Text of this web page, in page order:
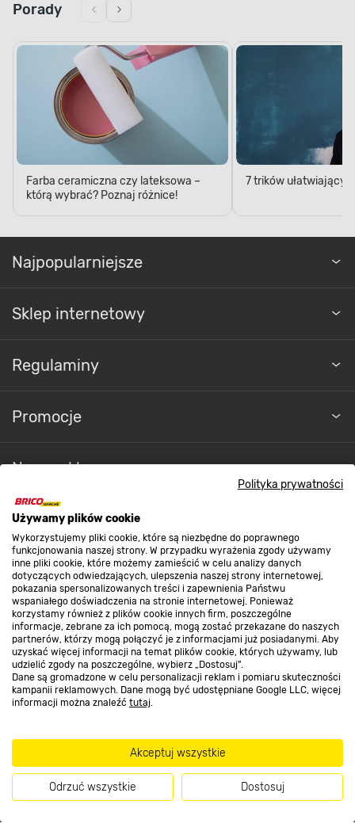
Polityka prywatności
Używamy plików cookie
Wykorzystujemy pliki cookie, które są niezbędne do poprawnego
funkcjonowania naszej strony. W przypadku wyrażenia zgody używamy
inne pliki cookie, które możemy zamieścić w celu analizy danych
dotyczących odwiedzających, ulepszenia naszej strony internetowej,
pokazania spersonalizowanych treści i zapewnienia Państwu
wspaniałego doświadczenia na stronie internetowej. Ponieważ
korzystamy również z plików cookie innych firm, poszczególne
informacje, zebrane za ich pomocą, mogą zostać przekazane do naszych
partnerów, którzy mogą połączyć je z informacjami już posiadanymi. Aby
uzyskać więcej informacji na temat plików cookie, których używamy, lub
udzielić zgody na poszczególne, wybierz „Dostosuj”.
Dane są gromadzone w celu personalizacji reklam i pomiaru skuteczności
kampanii reklamowych. Dane mogą być udostępniane Google LLC, więcej
informacji można znaleźć tutaj.
Akceptuj wszystkie
Odrzuć wszystkie Dostosuj
Porady
Farba ceramiczna czy lateksowa –
którą wybrać? Poznaj różnice!
7 trików
Najpopularniejsze
Sklep internetowy
Regulaminy
Promocje
Nasze sklepy
O nas
Kontakt do sklepu
Strefa biznesu
Dołącz do nas
Metody płatności